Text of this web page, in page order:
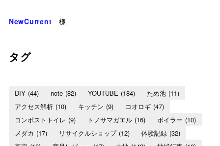
NewCurrent 様
タグ
DIY (44) note (82) YOUTUBE (184) ため池 (11)
アクセス解析 (10) キッチン (9) コオロギ (47)
コンポストトイレ (9) トノサマガエル (16) ボイラー (10)
メダカ (17) リサイクルショップ (12) 体験記録 (32)